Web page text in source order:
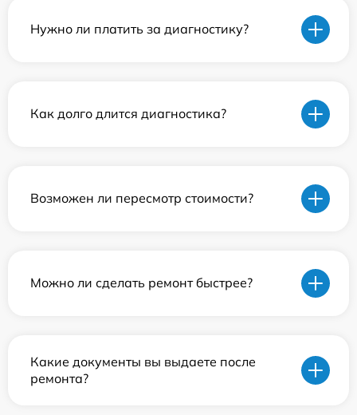
Нужно ли платить за диагностику?
Как долго длится диагностика?
Возможен ли пересмотр стоимости?
Можно ли сделать ремонт быстрее?
Какие документы вы выдаете после
ремонта?